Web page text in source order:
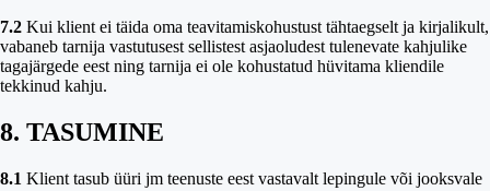
7.2 Kui klient ei täida oma teavitamiskohustust tähtaegselt ja kirjalikult,
vabaneb tarnija vastutusest sellistest asjaoludest tulenevate kahjulike
tagajärgede eest ning tarnija ei ole kohustatud hüvitama kliendile
tekkinud kahju.
8. TASUMINE
8.1 Klient tasub üüri jm teenuste eest vastavalt lepingule või jooksvale